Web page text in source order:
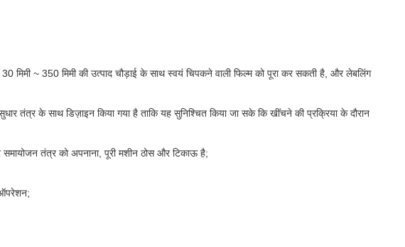
~ 350 मिमी की उत्पाद चौड़ाई के साथ स्वयं चिपकने वाली फिल्म को पूरा कर सकती है, और लेबलिंग
तंत्र के साथ डिज़ाइन किया गया है ताकि यह सुनिश्चित किया जा सके कि खींचने की प्रक्रिया के दौरान
तंत्र को अपनाना, पूरी मशीन ठोस और टिकाऊ है;